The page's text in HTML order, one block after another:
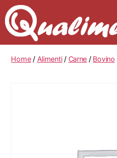
Home/ Alimenti/ Carne / Bovino